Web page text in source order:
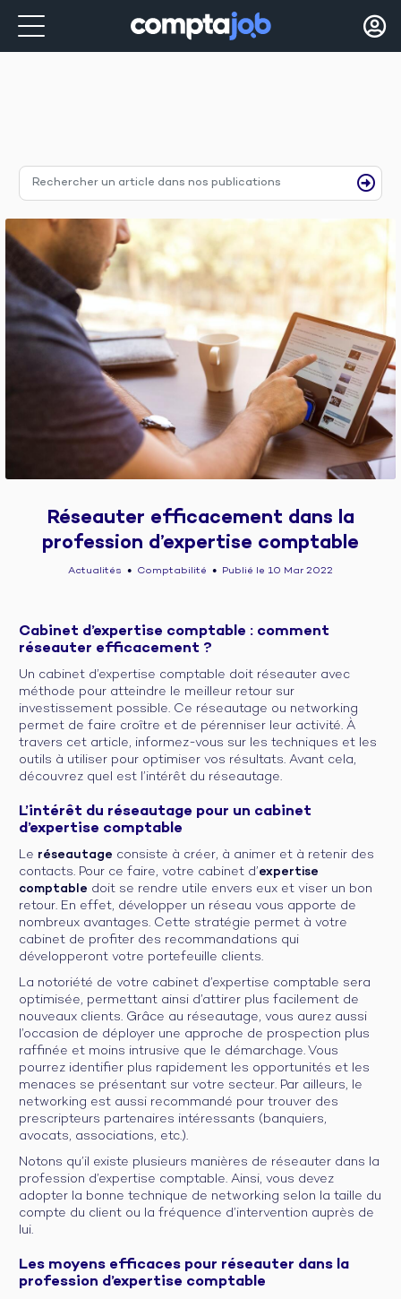
Réseauter efficacement dans la
profession d’expertise comptable
Actualités ● Comptabilité ● Publié le 10 Mar 2022
Cabinet d’expertise comptable : comment
réseauter efficacement ?
Un cabinet d’expertise comptable doit réseauter avec
méthode pour atteindre le meilleur retour sur
investissement possible. Ce réseautage ou networking
permet de faire croître et de pérenniser leur activité. À
travers cet article, informez-vous sur les techniques et les
outils à utiliser pour optimiser vos résultats. Avant cela,
découvrez quel est l’intérêt du réseautage.
L’intérêt du réseautage pour un cabinet
d’expertise comptable
Le réseautage consiste à créer, à animer et à retenir des
contacts. Pour ce faire, votre cabinet d’expertise
comptable doit se rendre utile envers eux et viser un bon
retour. En effet, développer un réseau vous apporte de
nombreux avantages. Cette stratégie permet à votre
cabinet de profiter des recommandations qui
développeront votre portefeuille clients.
La notoriété de votre cabinet d’expertise comptable sera
optimisée, permettant ainsi d’attirer plus facilement de
nouveaux clients. Grâce au réseautage, vous aurez aussi
l’occasion de déployer une approche de prospection plus
raffinée et moins intrusive que le démarchage. Vous
pourrez identifier plus rapidement les opportunités et les
menaces se présentant sur votre secteur. Par ailleurs, le
networking est aussi recommandé pour trouver des
prescripteurs partenaires intéressants (banquiers,
avocats, associations, etc.).
Notons qu’il existe plusieurs manières de réseauter dans la
profession d’expertise comptable. Ainsi, vous devez
adopter la bonne technique de networking selon la taille du
compte du client ou la fréquence d’intervention auprès de
lui.
Les moyens efficaces pour réseauter dans la
profession d’expertise comptable